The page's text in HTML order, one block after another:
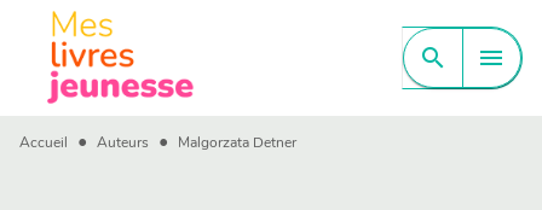
MENU CONTENU
PIED DE PAGE
search menu
Accueil • Auteurs • Malgorzata Detner